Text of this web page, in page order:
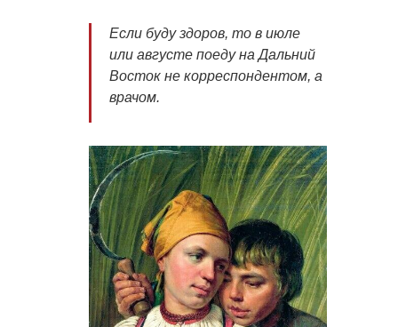
Если буду здоров, то в июле
или августе поеду на Дальний
Восток не корреспондентом, а
врачом.